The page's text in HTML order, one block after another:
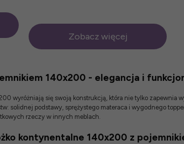
Zobacz więcej
140x200 - elegancja i
wyróżniają się swoją konstrukcją, która nie tylko zapewnia
solidnej podstawy, sprężystego materaca i wygodnego
rzeczy w innych meblach.
kontynentalne 140x200 z